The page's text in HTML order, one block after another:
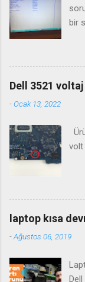
bir
Dell 3521
-Ocak 13, 2022
volt
laptop kısa
-Ağustos 06, 2019